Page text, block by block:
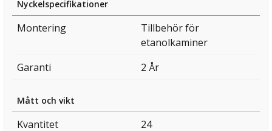
Nyckelspecifikationer
Montering
Tillbehör för
etanolkaminer
Garanti
2 År
Mått och vikt
Kvantitet
24